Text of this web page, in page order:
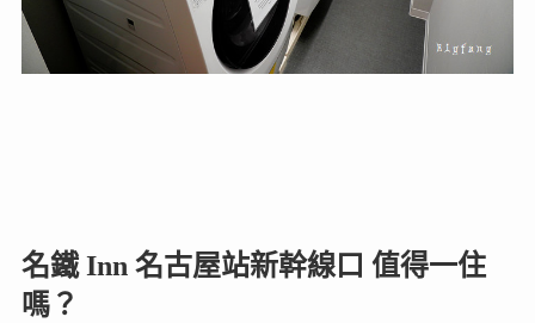
名鐵 Inn 名古屋站新幹線口 值得一住
嗎？